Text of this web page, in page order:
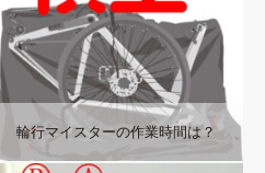
輪行マイスターの作業時間は？